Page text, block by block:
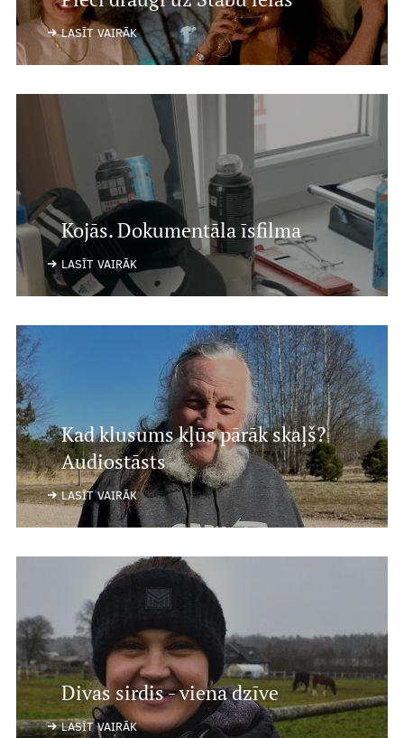
Notikumi
Par mums
Mūsu cilvēki
Ētikas kodekss
Par mums
Mediju studija
LASĪT VAIRĀK
Kojās. Dokumentāla īsfilma
LASĪT VAIRĀK
Kad klusums kļūs pārāk skaļš?
Audiostāsts
LASĪT VAIRĀK
Divas sirdis - viena dzīve
LASĪT VAIRĀK